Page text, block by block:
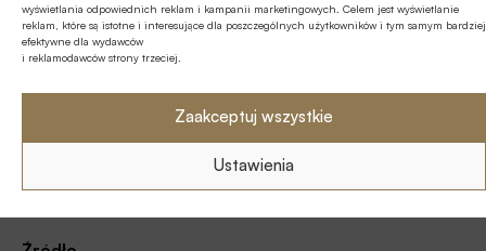
wyświetlania odpowiednich reklam i kampanii marketingowych. Celem jest wyświetlanie
reklam, które są istotne i interesujące dla poszczególnych użytkowników i tym samym bardziej
efektywne dla wydawców
i reklamodawców strony trzeciej.
Zaakceptuj wszystkie
Ustawienia
Tagi